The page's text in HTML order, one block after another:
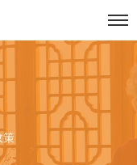
策